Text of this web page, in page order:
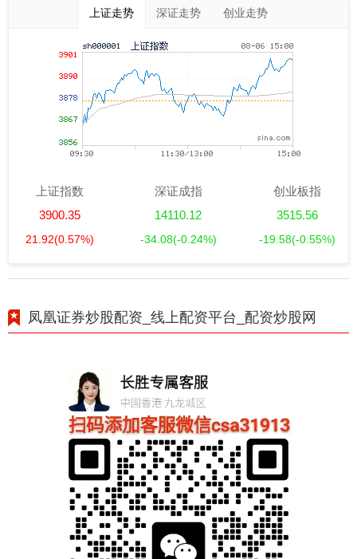
上证走势 深证走势 创业走势
上证指数
3900.35
21.92(0.57%)
深证成指
14110.12
-34.08(-0.24%)
创业板指
3515.56
-19.58(-0.55%)
凤凰证券炒股配资_线上配资平台_配资炒股网